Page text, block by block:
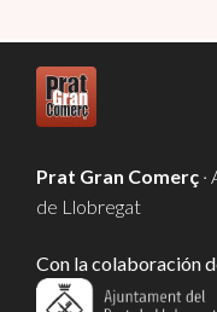
Prat Gran Comerç
de Llobregat
Con la colaboración